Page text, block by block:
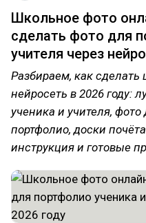
Школьное фото
сделать фото для
учителя через
Разбираем, как сделать
нейросеть в 2026 году:
ученика и учителя,
портфолио, доски
инструкция и готовые